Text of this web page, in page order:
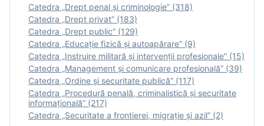
Catedra „Drept penal și criminologie” (318)
Catedra „Drept privat” (183)
Catedra „Drept public” (129)
Catedra „Educație fizică şi autoapărare” (9)
Catedra „Instruire militară şi intervenţii profesionale” (15)
Catedra „Management și comunicare profesională” (39)
Catedra „Ordine și securitate publică” (117)
Catedra „Procedură penală, criminalistică și securitate
informațională” (217)
Catedra „Securitate a frontierei, migrație și azil” (2)